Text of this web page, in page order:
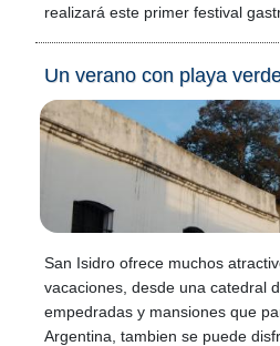
realizará este primer festival
Un verano con playa
San Isidro ofrece muchos
vacaciones, desde una catedral
empedradas y mansiones que
Argentina, tambien se puede